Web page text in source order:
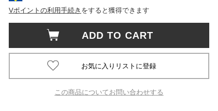
Vポイントの利用手続き をすると獲得できます
ADD TO CART
この商品についてお問い合わせする